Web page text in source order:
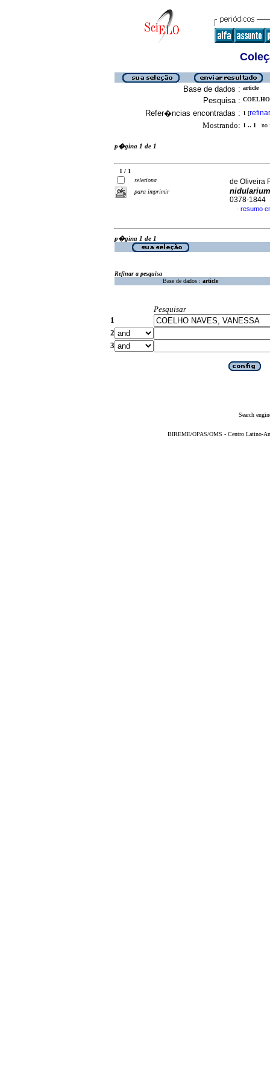
Base de dados : article
Pesquisa :
Refer�ncias encontradas : 1 [refinar
Mostrando: 1 .. 1 no
p�gina 1 de 1
1 / 1
seleciona
para imprimir
de Oliveira
0378-1844
· resumo
p�gina 1 de 1
Refinar a pesquisa
Base de dados : article
Pesquisar
1
2
3
Search
BIREME/OPAS/OMS - Centro Latino-